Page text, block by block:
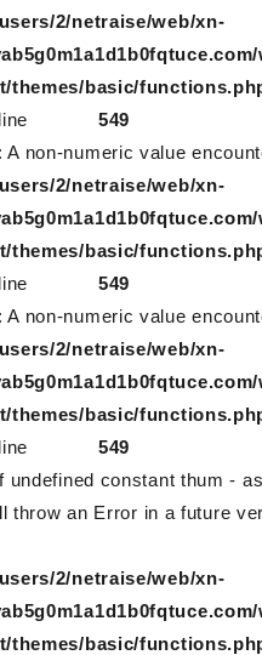
2/netraise/web/xn-
themes/basic/
549
: A non-numeric value
2/netraise/web/xn-
themes/basic/
549
: A non-numeric value
2/netraise/web/xn-
themes/basic/
549
undefined constant thum -
throw an Error in a future
2/netraise/web/xn-
themes/basic/